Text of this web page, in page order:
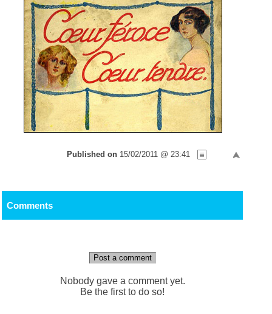
Published on 15/02/2011 @ 23:41
Comments
Post a comment
Nobody gave a comment yet.
Be the first to do so!